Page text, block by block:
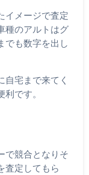
イメージで査定
種のアルトはグ
でも数字を出し
自宅まで来てく
です。
で競合となりそ
査定してもら